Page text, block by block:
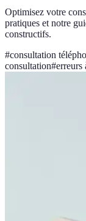
Optimisez votre
pratiques et notre
constructifs.
#consultation
consultation#erreurs